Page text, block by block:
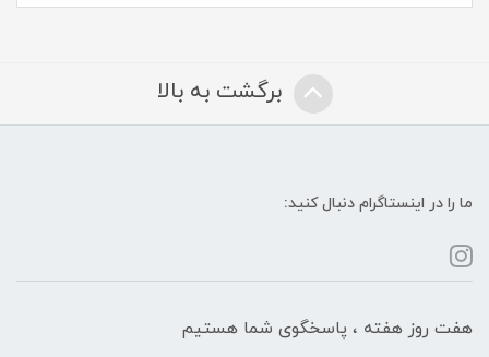
برگشت به بالا
ما را در اینستاگرام دنبال کنید:
هفت روز هفته ، پاسخگوی شما هستیم